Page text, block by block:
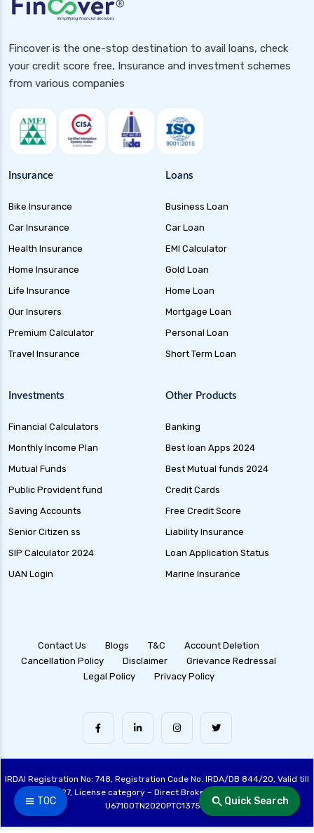
☰ TOC Quick Search
Fincover is the one-stop destination to avail loans, check
your credit score free, Insurance and investment schemes
from various companies
Insurance
Bike Insurance
Car Insurance
Health Insurance
Home Insurance
Life Insurance
Our Insurers
Premium Calculator
Travel Insurance
Loans
Business Loan
Car Loan
EMI Calculator
Gold Loan
Home Loan
Mortgage Loan
Personal Loan
Short Term Loan
Investments
Financial Calculators
Monthly Income Plan
Mutual Funds
Public Provident fund
Saving Accounts
Senior Citizen ss
SIP Calculator 2024
UAN Login
Other Products
Banking
Best loan Apps 2024
Best Mutual funds 2024
Credit Cards
Free Credit Score
Liability Insurance
Loan Application Status
Marine Insurance
Contact Us Blogs T&C
Account Deletion
Cancellation Policy
Disclaimer
Grievance Redressal
Legal Policy
Privacy Policy
IRDAI Registration No: 748, Registration Code No. IRDA/DB 844/20, Valid till
28/06/2027, License category – Direct Broker (Life & General), CIN:
U67100TN2020PTC137515